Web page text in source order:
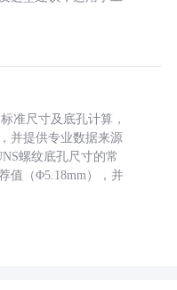
准尺寸及底孔计算，
并提供专业数据来源
螺纹底孔尺寸的常
值（Φ5.18mm），并